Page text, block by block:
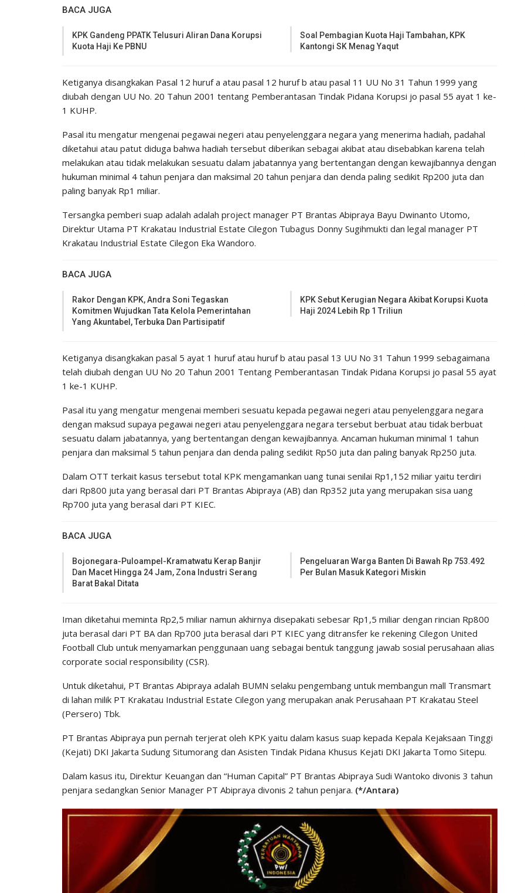
BACA JUGA
KPK Gandeng PPATK Telusuri Aliran Dana Korupsi
Kuota Haji Ke PBNU
Soal Pembagian Kuota Haji Tambahan, KPK
Kantongi SK Menag Yaqut
Ketiganya disangkakan Pasal 12 huruf a atau pasal 12 huruf b atau pasal 11 UU No 31 Tahun 1999 yang
diubah dengan UU No. 20 Tahun 2001 tentang Pemberantasan Tindak Pidana Korupsi jo pasal 55 ayat 1 ke-
1 KUHP.
Pasal itu mengatur mengenai pegawai negeri atau penyelenggara negara yang menerima hadiah, padahal
diketahui atau patut diduga bahwa hadiah tersebut diberikan sebagai akibat atau disebabkan karena telah
melakukan atau tidak melakukan sesuatu dalam jabatannya yang bertentangan dengan kewajibannya dengan
hukuman minimal 4 tahun penjara dan maksimal 20 tahun penjara dan denda paling sedikit Rp200 juta dan
paling banyak Rp1 miliar.
Tersangka pemberi suap adalah adalah project manager PT Brantas Abipraya Bayu Dwinanto Utomo,
Direktur Utama PT Krakatau Industrial Estate Cilegon Tubagus Donny Sugihmukti dan legal manager PT
Krakatau Industrial Estate Cilegon Eka Wandoro.
BACA JUGA
Rakor Dengan KPK, Andra Soni Tegaskan
Komitmen Wujudkan Tata Kelola Pemerintahan
Yang Akuntabel, Terbuka Dan Partisipatif
KPK Sebut Kerugian Negara Akibat Korupsi Kuota
Haji 2024 Lebih Rp 1 Triliun
Ketiganya disangkakan pasal 5 ayat 1 huruf atau huruf b atau pasal 13 UU No 31 Tahun 1999 sebagaimana
telah diubah dengan UU No 20 Tahun 2001 Tentang Pemberantasan Tindak Pidana Korupsi jo pasal 55 ayat
1 ke-1 KUHP.
Pasal itu yang mengatur mengenai memberi sesuatu kepada pegawai negeri atau penyelenggara negara
dengan maksud supaya pegawai negeri atau penyelenggara negara tersebut berbuat atau tidak berbuat
sesuatu dalam jabatannya, yang bertentangan dengan kewajibannya. Ancaman hukuman minimal 1 tahun
penjara dan maksimal 5 tahun penjara dan denda paling sedikit Rp50 juta dan paling banyak Rp250 juta.
Dalam OTT terkait kasus tersebut total KPK mengamankan uang tunai senilai Rp1,152 miliar yaitu terdiri
dari Rp800 juta yang berasal dari PT Brantas Abipraya (AB) dan Rp352 juta yang merupakan sisa uang
Rp700 juta yang berasal dari PT KIEC.
BACA JUGA
Bojonegara-Puloampel-Kramatwatu Kerap Banjir
Dan Macet Hingga 24 Jam, Zona Industri Serang
Barat Bakal Ditata
Pengeluaran Warga Banten Di Bawah Rp 753.492
Per Bulan Masuk Kategori Miskin
Iman diketahui meminta Rp2,5 miliar namun akhirnya disepakati sebesar Rp1,5 miliar dengan rincian Rp800
juta berasal dari PT BA dan Rp700 juta berasal dari PT KIEC yang ditransfer ke rekening Cilegon United
Football Club untuk menyamarkan penggunaan uang sebagai bentuk tanggung jawab sosial perusahaan alias
corporate social responsibility (CSR).
Untuk diketahui, PT Brantas Abipraya adalah BUMN selaku pengembang untuk membangun mall Transmart
di lahan milik PT Krakatau Industrial Estate Cilegon yang merupakan anak Perusahaan PT Krakatau Steel
(Persero) Tbk.
PT Brantas Abipraya pun pernah terjerat oleh KPK yaitu dalam kasus suap kepada Kepala Kejaksaan Tinggi
(Kejati) DKI Jakarta Sudung Situmorang dan Asisten Tindak Pidana Khusus Kejati DKI Jakarta Tomo Sitepu.
Dalam kasus itu, Direktur Keuangan dan “Human Capital” PT Brantas Abipraya Sudi Wantoko divonis 3 tahun
penjara sedangkan Senior Manager PT Abipraya divonis 2 tahun penjara. (*/Antara)